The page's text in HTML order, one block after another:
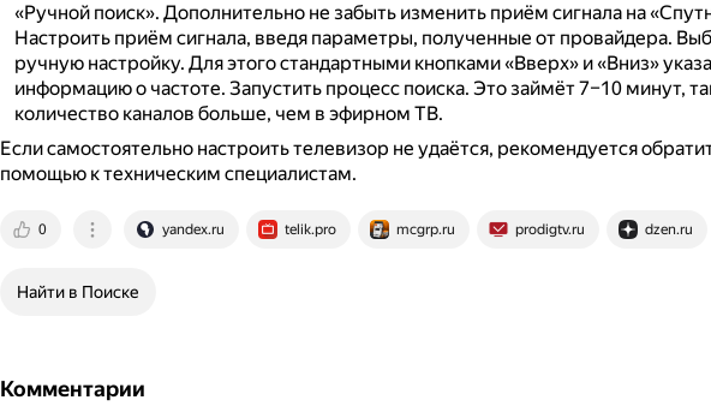
«Ручной поиск». Дополнительно не забыть изменить приём сигнала на
Настроить приём сигнала, введя параметры, полученные от провайдера.
ручную настройку. Для этого стандартными кнопками «Вверх» и «Вниз»
информацию о частоте. Запустить процесс поиска. Это займёт 7–10 минут,
количество каналов больше, чем в эфирном ТВ.
Если самостоятельно настроить телевизор не удаётся, рекомендуется
помощью к техническим специалистам.
0 yandex.ru telik.pro mcgrp.ru prodigtv.ru dzen.ru
Найти в Поиске
Комментарии